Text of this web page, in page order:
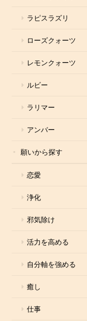
ラピスラズリ
ローズクォーツ
レモンクォーツ
ルビー
ラリマー
アンバー
願いから探す
恋愛
浄化
邪気除け
活力を高める
自分軸を強める
癒し
仕事